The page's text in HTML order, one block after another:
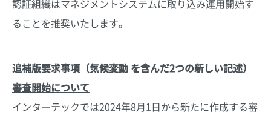
認証組織はマネジメントシステムに取り込み運用開始す
ることを推奨いたします。
追補版要求事項（気候変動 を含んだ2つの新しい記述）
審査開始について
インターテックでは2024年8月1日から新たに作成する審